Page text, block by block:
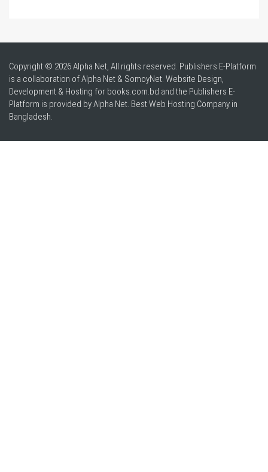
Copyright © 2026 Alpha Net, All rights reserved. Publishers E-Platform
is a collaboration of Alpha Net & SomoyNet. Website Design
Development & Hosting for books.com.bd and the Publishers E-
Platform is provided by Alpha Net. BestWeb Hosting Company in
Bangladesh